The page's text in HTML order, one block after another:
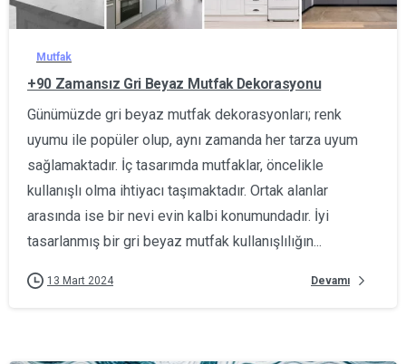
Mutfak
+90 Zamansız Gri Beyaz Mutfak Dekorasyonu
Günümüzde gri beyaz mutfak dekorasyonları; renk
uyumu ile popüler olup, aynı zamanda her tarza uyum
sağlamaktadır. İç tasarımda mutfaklar, öncelikle
kullanışlı olma ihtiyacı taşımaktadır. Ortak alanlar
arasında ise bir nevi evin kalbi konumundadır. İyi
tasarlanmış bir gri beyaz mutfak kullanışlılığın...
13 Mart 2024 Devamı